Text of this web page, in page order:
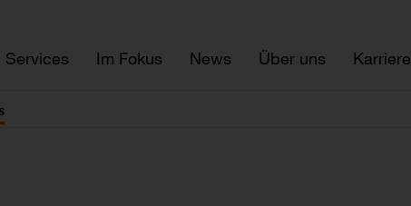
Services Im Fokus News Über uns Karriere